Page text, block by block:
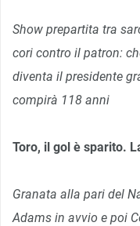
Show prepartita tra
cori contro il patron:
diventa il presidente
compirà 118 anni
Toro, il gol è sparito.
Granata alla pari del
Adams in avvio e poi